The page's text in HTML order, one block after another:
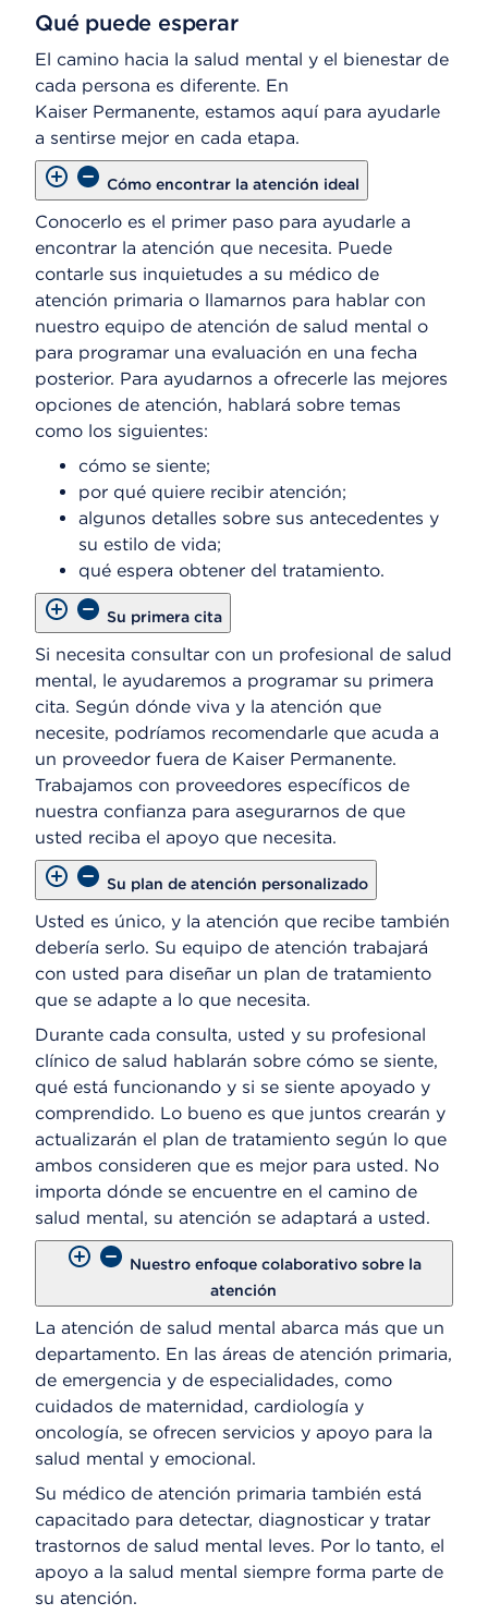
Qué puede esperar
El camino hacia la salud mental y el bienestar de
cada persona es diferente. En
Kaiser Permanente, estamos aquí para ayudarle
a sentirse mejor en cada etapa.
Cómo encontrar la atención ideal
Conocerlo es el primer paso para ayudarle a
encontrar la atención que necesita. Puede
contarle sus inquietudes a su médico de
atención primaria o llamarnos para hablar con
nuestro equipo de atención de salud mental o
para programar una evaluación en una fecha
posterior. Para ayudarnos a ofrecerle las mejores
opciones de atención, hablará sobre temas
como los siguientes:
cómo se siente;
por qué quiere recibir atención;
algunos detalles sobre sus antecedentes y
su estilo de vida;
qué espera obtener del tratamiento.
Su primera cita
Si necesita consultar con un profesional de salud
mental, le ayudaremos a programar su primera
cita. Según dónde viva y la atención que
necesite, podríamos recomendarle que acuda a
un proveedor fuera de Kaiser Permanente.
Trabajamos con proveedores específicos de
nuestra confianza para asegurarnos de que
usted reciba el apoyo que necesita.
Su plan de atención personalizado
Usted es único, y la atención que recibe también
debería serlo. Su equipo de atención trabajará
con usted para diseñar un plan de tratamiento
que se adapte a lo que necesita.
Durante cada consulta, usted y su profesional
clínico de salud hablarán sobre cómo se siente,
qué está funcionando y si se siente apoyado y
comprendido. Lo bueno es que juntos crearán y
actualizarán el plan de tratamiento según lo que
ambos consideren que es mejor para usted. No
importa dónde se encuentre en el camino de
salud mental, su atención se adaptará a usted.
Nuestro enfoque colaborativo sobre la
atención
La atención de salud mental abarca más que un
departamento. En las áreas de atención primaria,
de emergencia y de especialidades, como
cuidados de maternidad, cardiología y
oncología, se ofrecen servicios y apoyo para la
salud mental y emocional.
Su médico de atención primaria también está
capacitado para detectar, diagnosticar y tratar
trastornos de salud mental leves. Por lo tanto, el
apoyo a la salud mental siempre forma parte de
su atención.